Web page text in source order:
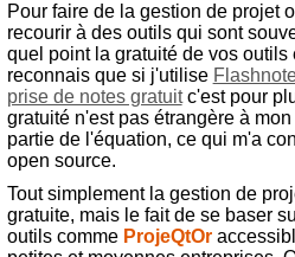
Pour faire de la gestion de projet
recourir à des outils qui sont
quel point la gratuité de vos outils
reconnais que si j'utilise
prise de notes gratuitc'est pour
gratuité n'est pas étrangère à
partie de l'équation, ce qui m'a
open source.
Tout simplement la gestion de
gratuite, mais le fait de se baser
outils comme ProjeQtOr